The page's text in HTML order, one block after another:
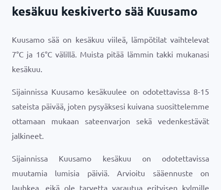
kesäkuu keskiverto sää Kuusamo
Kuusamo sää on kesäkuu viileä, lämpötilat vaihtelevat
7°C ja 16°Cvälillä. Muista pitää lämmin takki mukanasi
kesäkuu.
Sijainnissa Kuusamo kesäkuulee on odotettavissa 8-15
sateista päivää, joten pysyäksesi kuivana suosittelemme
ottamaan mukaan sateenvarjon sekä vedenkestävät
jalkineet.
Sijainnissa Kuusamo kesäkuu on odotettavissa
muutamia lumisia päiviä. Arvioitu sääennuste on
lauhkea, eikä ole tarvetta varautua erityisen kylmille